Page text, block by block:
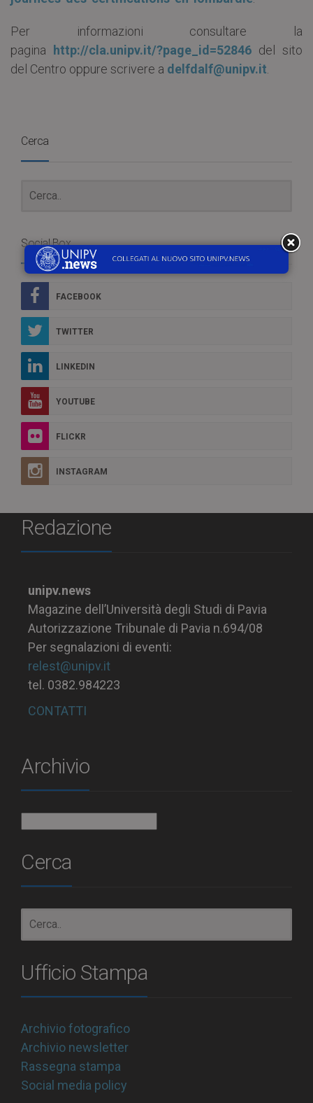
Per informazioni consultare la
pagina
http://cla.unipv.it/?page_id=52846 del sito
del Centro oppure scrivere a delfdalf@unipv.it
Cerca
Social Box
FACEBOOK
TWITTER
LINKEDIN
YOUTUBE
FLICKR
INSTAGRAM
Redazione
unipv.news
Magazine dell’Università degli Studi di Pavia
Autorizzazione Tribunale di Pavia n.694/08
Per segnalazioni di eventi:
relest@unipv.it
tel. 0382.984223
CONTATTI
Archivio
Cerca
Ufficio Stampa
Archivio fotografico
Archivio newsletter
Rassegna stampa
Social media policy